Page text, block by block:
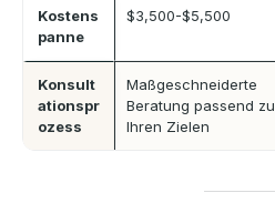
Kostens
panne
$3,500-$5,500
Konsult
ationspr
ozess
Maßgeschneiderte
Beratung passend zu
Ihren Zielen